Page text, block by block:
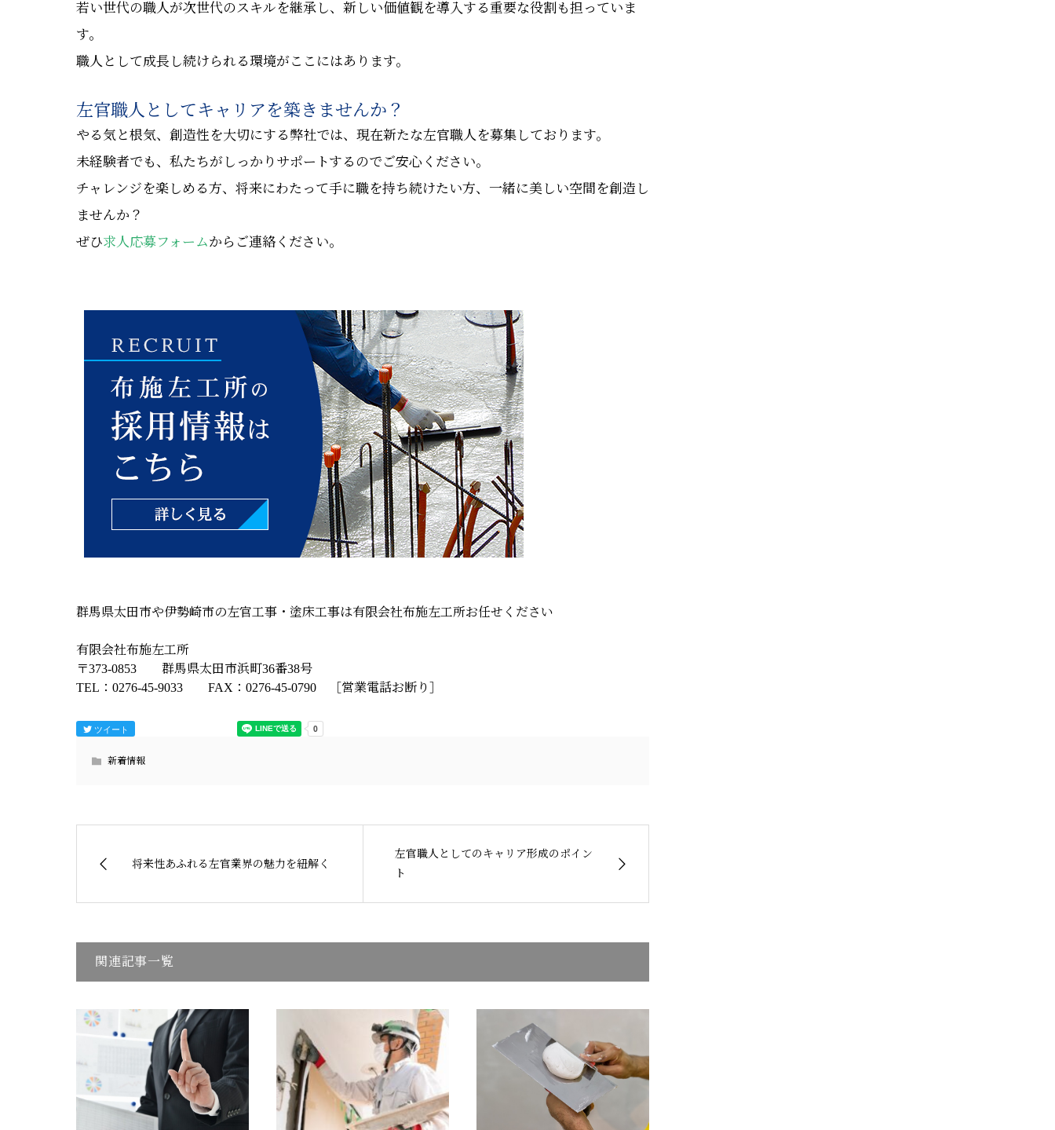
若い世代の職人が次世代のスキルを継承し、新しい価値観を導入する重要な役割も担っていま
す。
職人として成長し続けられる環境がここにはあります。
左官職人としてキャリアを築きませんか？
やる気と根気、創造性を大切にする弊社では、現在新たな左官職人を募集しております。
未経験者でも、私たちがしっかりサポートするのでご安心ください。
チャレンジを楽しめる方、将来にわたって手に職を持ち続けたい方、一緒に美しい空間を創造し
ませんか？
ぜひ求人応募フォームからご連絡ください。
群馬県太田市や伊勢崎市の左官工事・塗床工事は有限会社布施左工所お任せください
有限会社布施左工所
〒373-0853 群馬県太田市浜町36番38号
TEL：0276-45-9033 FAX：0276-45-0790 ［営業電話お断り］
ツイート
新着情報
将来性あふれる左官業界の魅力を紐解く
左官職人としてのキャリア形成のポイン
ト
関連記事一覧